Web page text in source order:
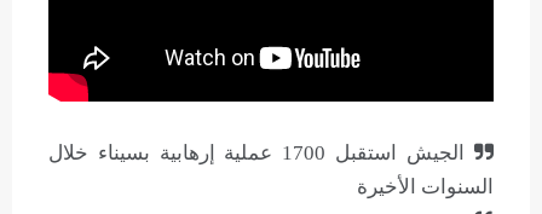
الجيش استقبل 1700 عملية إرهابية بسيناء خلال
السنوات الأخيرة